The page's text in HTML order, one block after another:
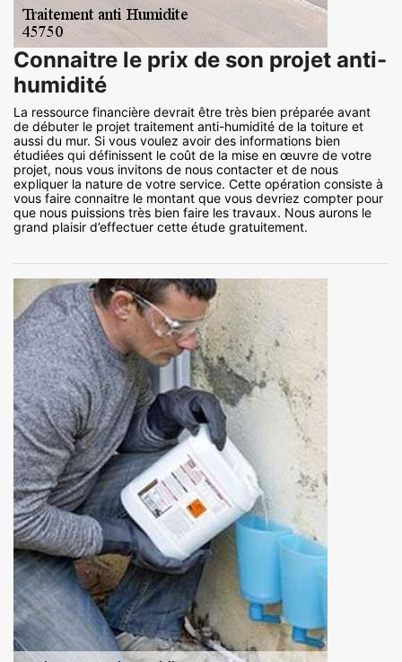
Connaitre le prix de son projet anti-
humidité
La ressource financière devrait être très bien préparée avant
de débuter le projet traitement anti-humidité de la toiture et
aussi du mur. Si vous voulez avoir des informations bien
étudiées qui définissent le coût de la mise en œuvre de votre
projet, nous vous invitons de nous contacter et de nous
expliquer la nature de votre service. Cette opération consiste à
vous faire connaitre le montant que vous devriez compter pour
que nous puissions très bien faire les travaux. Nous aurons le
grand plaisir d’effectuer cette étude gratuitement.